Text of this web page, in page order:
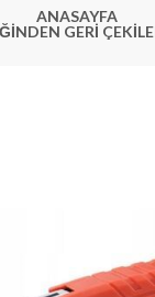
ANASAYFA
GERİ